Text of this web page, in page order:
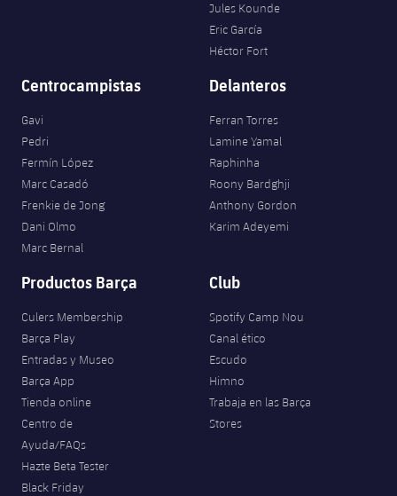
Jules Kounde
Eric García
Héctor Fort
Centrocampistas
Gavi
Pedri
Fermín López
Marc Casadó
Frenkie de Jong
Dani Olmo
Marc Bernal
Delanteros
Ferran Torres
Lamine Yamal
Raphinha
Roony Bardghji
Anthony Gordon
Karim Adeyemi
Productos Barça
Culers Membership
Barça Play
Entradas y Museo
Barça App
Tienda online
Centro de
Ayuda/FAQs
Hazte Beta Tester
Black Friday
Club
Spotify Camp Nou
Canal ético
Escudo
Himno
Trabaja en las Barça
Stores